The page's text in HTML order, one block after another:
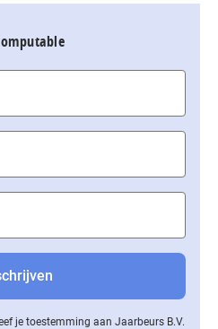
je toestemming aan Jaarbeurs B.V.